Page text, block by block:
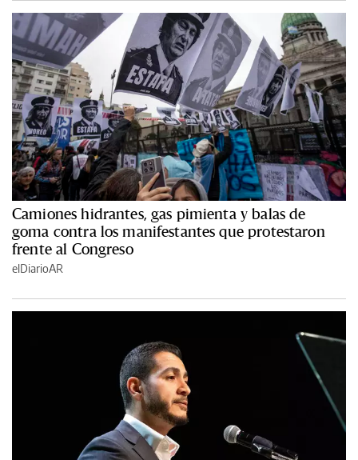
Camiones hidrantes, gas pimienta y balas de
goma contra los manifestantes que protestaron
frente al Congreso
elDiarioAR